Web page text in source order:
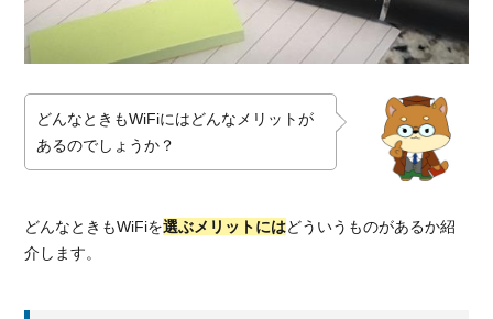
無制
メリ
ット
②世
で利
用可
どんなときもWiFiにはどんなメリットが
あるのでしょうか？
どんなときもWiFiを選ぶメリットにはどういうものがあるか紹
介します。